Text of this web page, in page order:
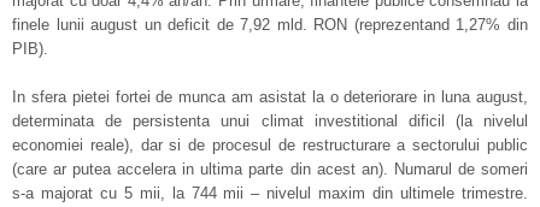
finele lunii august un deficit de 7,92 mld. RON (reprezentand 1,27% din
PIB).
In sfera pietei fortei de munca am asistat la o deteriorare in luna august,
determinata de persistenta unui climat investitional dificil (la nivelul
economiei reale), dar si de procesul de restructurare a sectorului public
(care ar putea accelera in ultima parte din acest an). Numarul de someri
s-a majorat cu 5 mii, la 744 mii – nivelul maxim din ultimele trimestre.